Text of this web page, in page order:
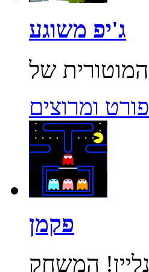
ג'יפ משוגע
ומרוצים
פקמן